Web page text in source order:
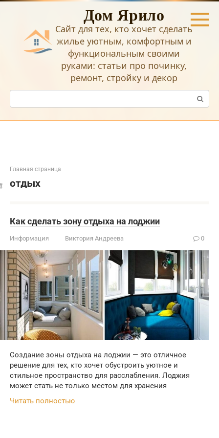
Перейти
Дом Ярило
Сайт для тех, кто хочет сделать
жилье уютным, комфортным и
функциональным своими
руками: статьи про починку,
ремонт, стройку и декор
Поиск:
Главная страница
отдых
Как сделать зону отдыха на лоджии
Информация Виктория Андреева 0
Создание зоны отдыха на лоджии — это отличное
решение для тех, кто хочет обустроить уютное и
стильное пространство для расслабления. Лоджия
может стать не только местом для хранения
Читать полностью